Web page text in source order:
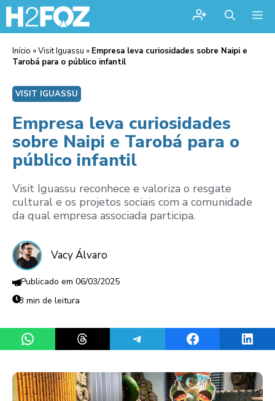
Início »Visit Iguassu » Empresa leva curiosidades sobre Naipi e
Tarobá para o público infantil
VISIT IGUASSU
Empresa leva curiosidades
sobre Naipi e Tarobá para o
público infantil
Visit Iguassu reconhece e valoriza o resgate
cultural e os projetos sociais com a comunidade
da qual empresa associada participa.
Vacy Álvaro
06/03/2025
3 min de leitura
Share on WhatsAppShare on ThreadsShare on TelegramShare on Facebook